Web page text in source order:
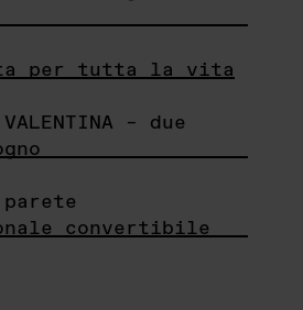
per tutta la vita
– due
parete
convertibile